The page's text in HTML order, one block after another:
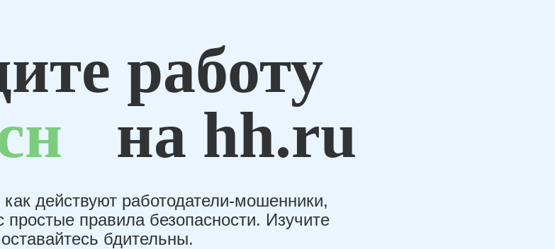
работу
на hh.ru
действуют работодатели-мошенники,
простые правила безопасности. Изучите
бдительны.